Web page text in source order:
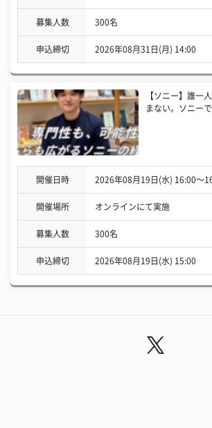
募集人数 300名
申込締切 2026年08月31日(月) 14:00
【ソニー】誰一
まない。ソニーで
開催日時 2026年08月19日(水) 16:00〜
開催場所 オンラインにて実施
募集人数 300名
申込締切 2026年08月19日(水) 15:00